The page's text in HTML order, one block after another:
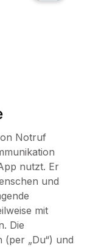
Notruf
nutzt. Er
und
mit
Die
„Du“) und